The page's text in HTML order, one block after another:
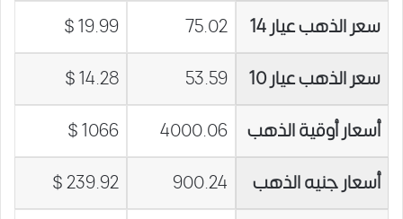
سعر الذهب عيار 14 75.02
19.99 $
سعر الذهب عيار 10
53.59
14.28 $
أسعار أوقية الذهب
4000.06
1066 $
أسعار جنيه الذهب
900.24
239.92 $